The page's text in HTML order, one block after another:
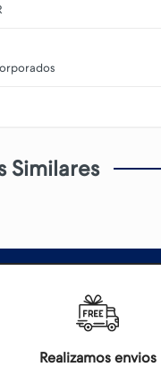
Similares
Realizamos envios